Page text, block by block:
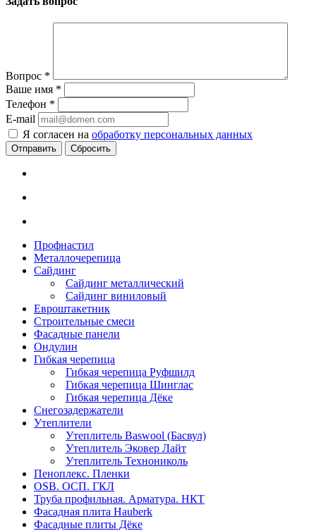
Вопрос *
Ваше имя *
Телефон *
E-mail
Я согласен на обработку персональных данных
Сбросить
Профнастил
Металлочерепица
Сайдинг
Сайдинг металлический
Сайдинг виниловый
Евроштакетник
Строительные смеси
Фасадные панели
Ондулин
Гибкая черепица
Гибкая черепица Руфшилд
Гибкая черепица Шинглас
Гибкая черепица Дёке
Снегозадержатели
Утеплители
Утеплитель Baswool (Басвул)
Утеплитель Эковер Лайт
Утеплитель Технониколь
Пеноплекс. Пленки
OSB. ОСП. ГКЛ
Труба профильная. Арматура. НКТ
Фасадная плита Hauberk
Фасадные плиты Дёке